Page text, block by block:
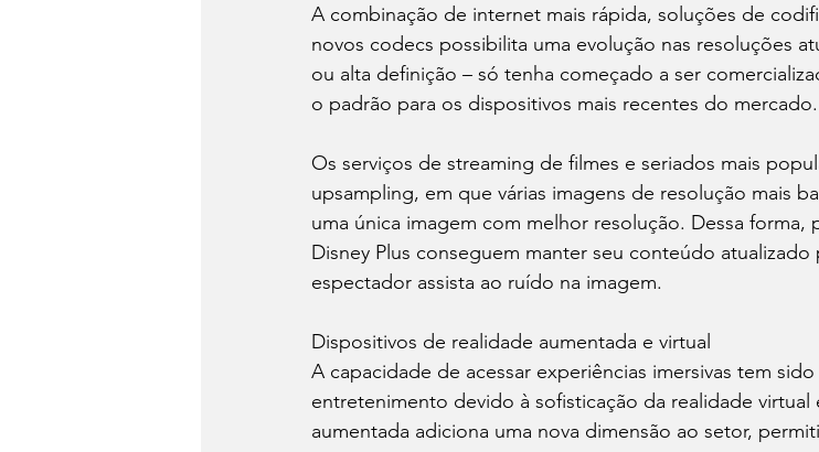
A combinação de internet mais rápida, soluções de
novos codecs possibilita uma evolução nas resoluções
ou alta definição – só tenha começado a ser
o padrão para os dispositivos mais recentes do mercado.
Os serviços de streaming de filmes e seriados mais
upsampling, em que várias imagens de resolução mais
uma única imagem com melhor resolução. Dessa
Disney Plus conseguem manter seu conteúdo
espectador assista ao ruído na imagem.
Dispositivos de realidade aumentada e virtual
A capacidade de acessar experiências imersivas tem
entretenimento devido à sofisticação da realidade virtual
aumentada adiciona uma nova dimensão ao setor,